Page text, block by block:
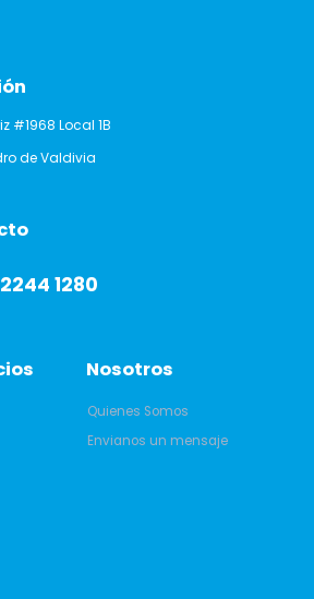
#1968 Local 1B
de Valdivia
1280
Nosotros
Quienes Somos
Envianos un mensaje